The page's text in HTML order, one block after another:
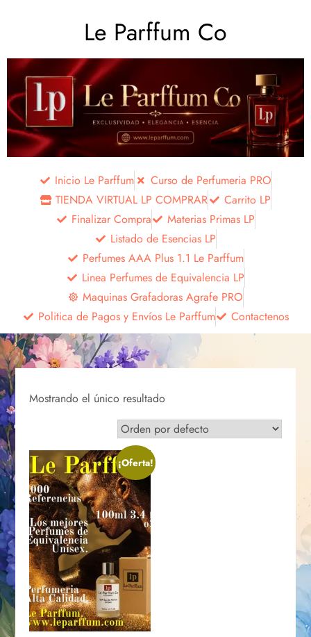
Le Parffum Co
Inicio Le Parffum
Curso de Perfumeria PRO
TIENDA VIRTUAL LP COMPRAR
Carrito LP
Finalizar Compra
Materias Primas LP
Listado de Esencias LP
Perfumes AAA Plus 1.1 Le Parffum
Linea Perfumes de Equivalencia LP
Maquinas Grafadoras Agrafe PRO
Politica de Pagos y Envíos Le Parffum
Contactenos
Mostrando el único resultado
¡Oferta!